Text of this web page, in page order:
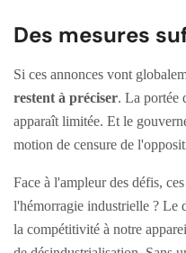
Des mesures
Si ces annonces vont
restent à préciser. La portée
apparaît limitée. Et le
motion de censure de
Face à l'ampleur des défis,
l'hémorragie industrielle ? Le
la compétitivité à notre